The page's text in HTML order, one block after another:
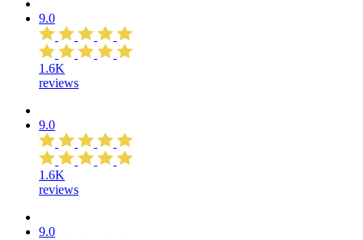
9.0
1.6K
reviews
9.0
1.6K
reviews
9.0